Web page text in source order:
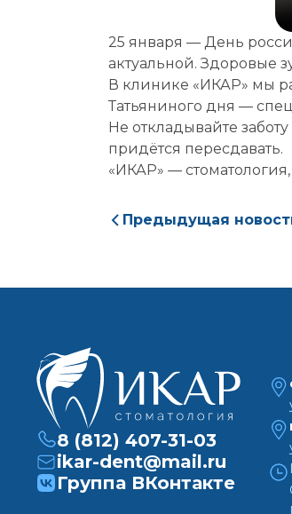
25 января — День
актуальной. Здоровые
В клинике «ИКАР» мы
Татьяниного дня —
Не откладывайте
придётся пересдавать.
«ИКАР» —
Предыдущая
8 (812) 407-31-03
ikar-dent@mail.ru
Группа ВКонтакте